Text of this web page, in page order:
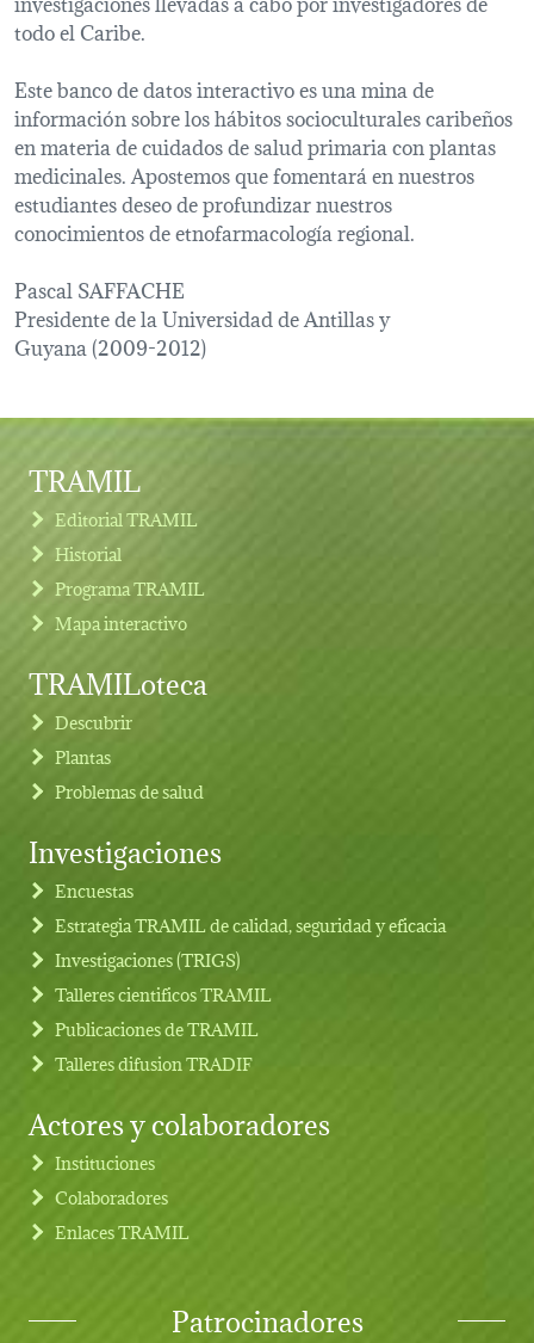
todo el Caribe.
Este banco de datos interactivo es una mina de
información sobre los hábitos socioculturales caribeños
en materia de cuidados de salud primaria con plantas
medicinales. Apostemos que fomentará en nuestros
estudiantes deseo de profundizar nuestros
conocimientos de etnofarmacología regional.
Pascal SAFFACHE
Presidente de la Universidad de Antillas y
Guyana (2009-2012)
Footer menu
TRAMIL
Editorial TRAMIL
Historial
Programa TRAMIL
Mapa interactivo
TRAMILoteca
Descubrir
Plantas
Problemas de salud
Investigaciones
Encuestas
Estrategia TRAMIL de calidad, seguridad y eficacia
Investigaciones (TRIGS)
Talleres cientificos TRAMIL
Publicaciones de TRAMIL
Talleres difusion TRADIF
Actores y colaboradores
Instituciones
Colaboradores
Enlaces TRAMIL
Patrocinadores